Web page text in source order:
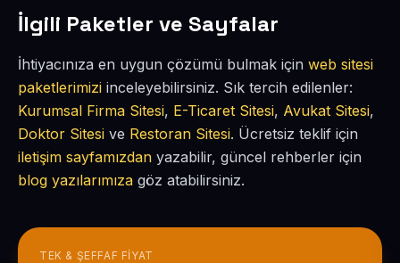
İlgili Paketler ve Sayfalar
İhtiyacınıza en uygun çözümü bulmak için web sitesi
paketlerimizi inceleyebilirsiniz. Sık tercih edilenler:
Kurumsal Firma Sitesi, E-Ticaret Sitesi, Avukat Sitesi,
Doktor Sitesi ve Restoran Sitesi. Ücretsiz teklif için
iletişim sayfamızdan yazabilir, güncel rehberler için
blog yazılarımıza göz atabilirsiniz.
TEK & ŞEFFAF FIYAT